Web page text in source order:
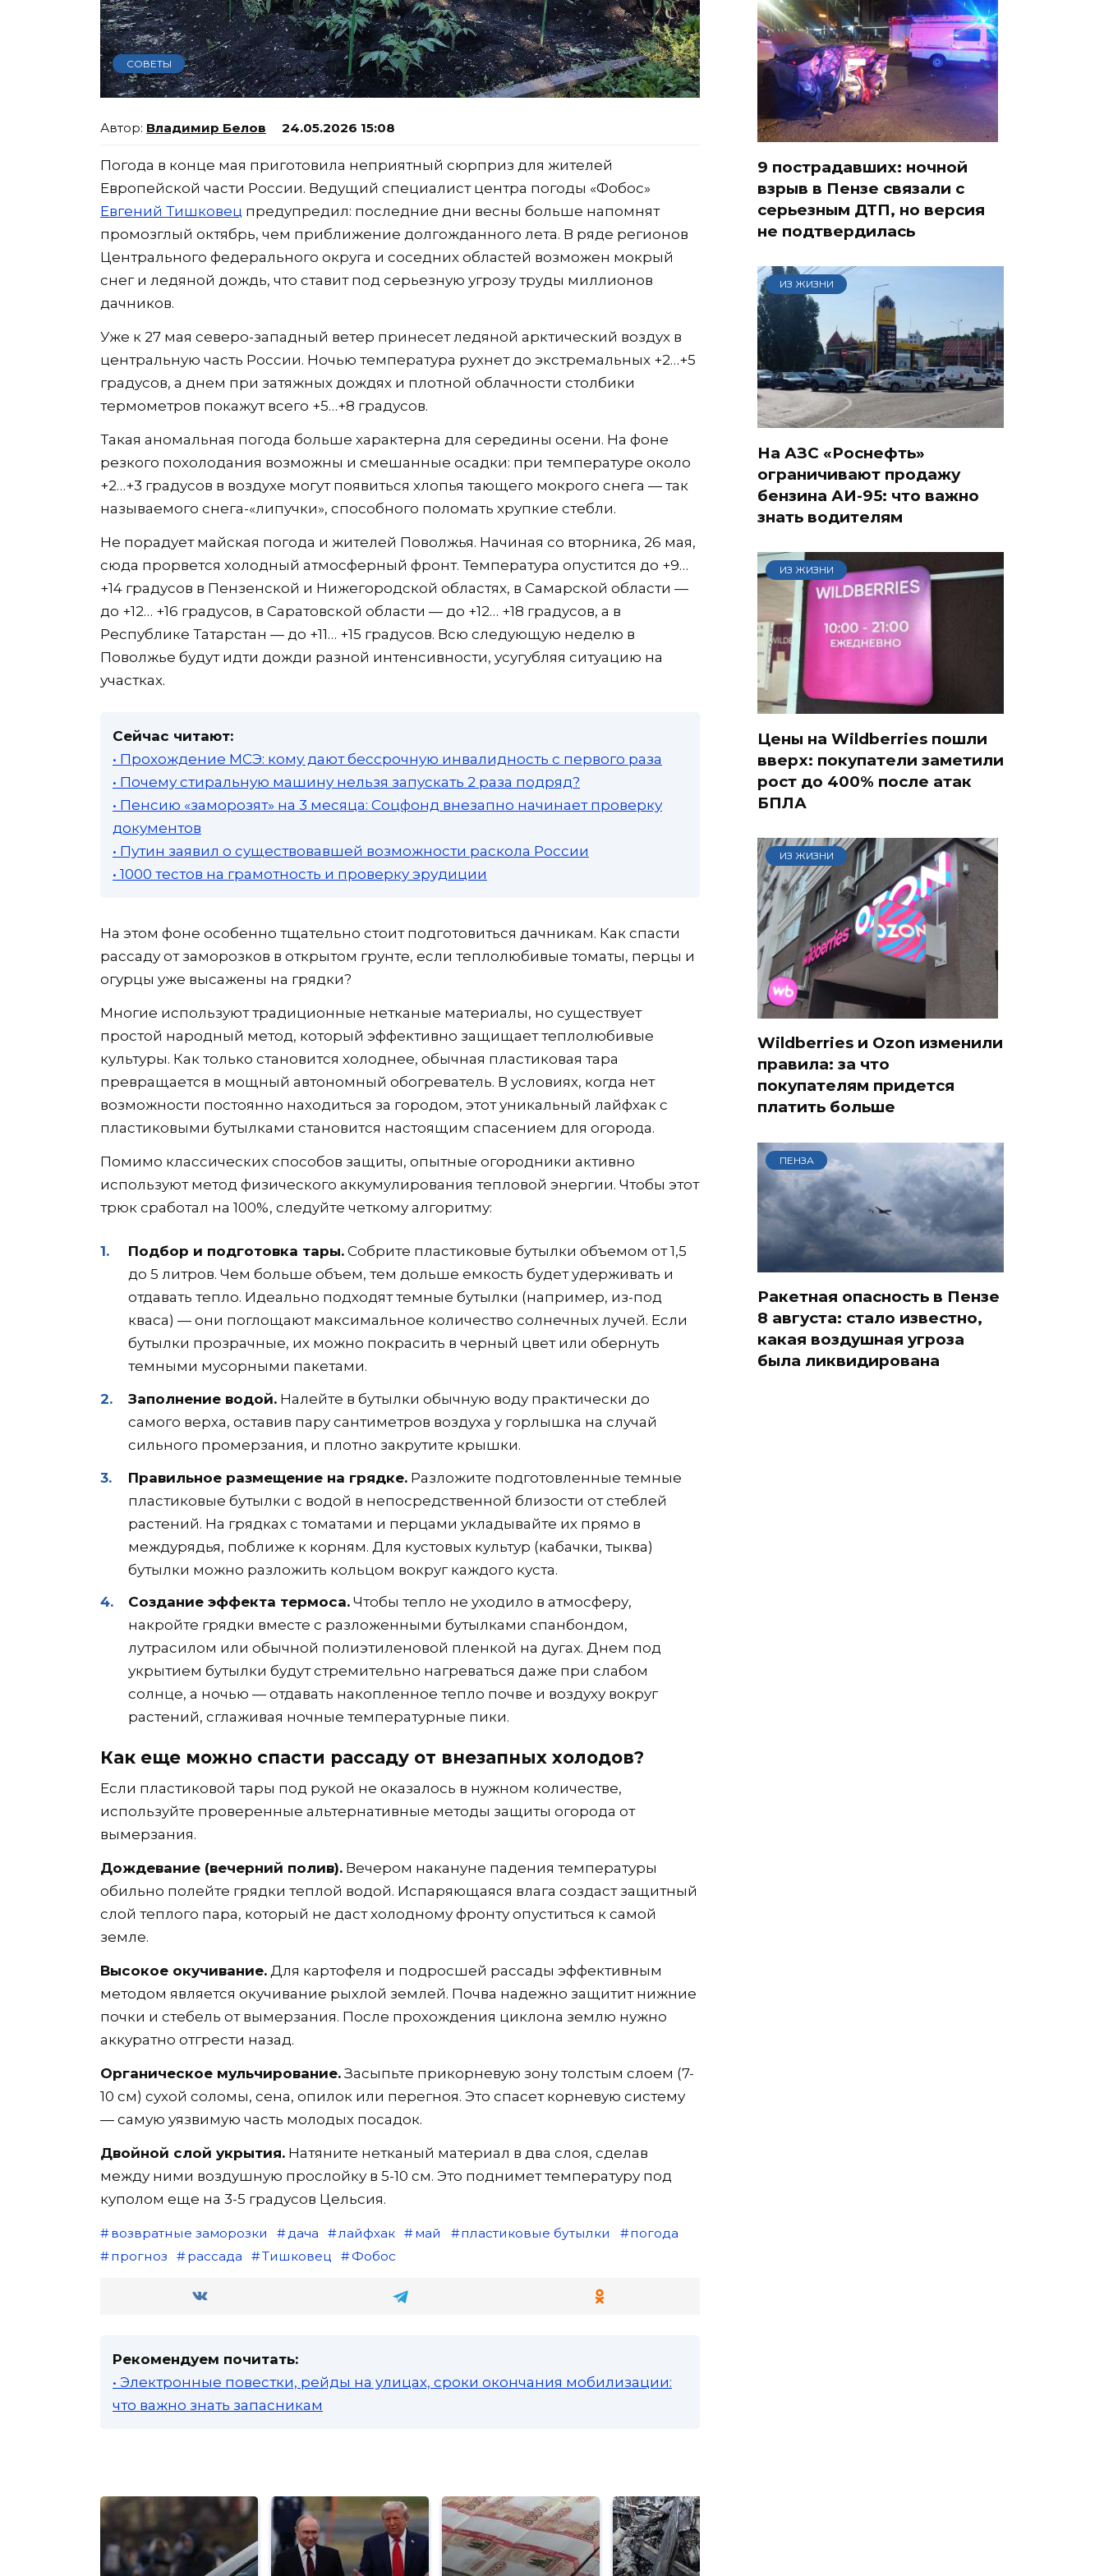
СОВЕТЫ
Владимир Белов 24.05.2026 15:08
Погода в конце мая приготовила неприятный сюрприз для жителей
Европейской части России. Ведущий специалист центра погоды «Фобос»
Евгений Тишковец предупредил: последние дни весны больше напомнят
промозглый октябрь, чем приближение долгожданного лета. В ряде регионов
Центрального федерального округа и соседних областей возможен мокрый
снег и ледяной дождь, что ставит под серьезную угрозу труды миллионов
дачников.
Уже к 27 мая северо-западный ветер принесет ледяной арктический воздух в
центральную часть России. Ночью температура рухнет до экстремальных +2…+5
градусов, а днем при затяжных дождях и плотной облачности столбики
термометров покажут всего +5…+8 градусов.
Такая аномальная погода больше характерна для середины осени. На фоне
резкого похолодания возможны и смешанные осадки: при температуре около
+2…+3 градусов в воздухе могут появиться хлопья тающего мокрого снега — так
называемого снега-«липучки», способного поломать хрупкие стебли.
Не порадует майская погода и жителей Поволжья. Начиная со вторника, 26 мая,
сюда прорвется холодный атмосферный фронт. Температура опустится до +9…
+14 градусов в Пензенской и Нижегородской областях, в Самарской области —
до +12… +16 градусов, в Саратовской области — до +12… +18 градусов, а в
Республике Татарстан — до +11… +15 градусов. Всю следующую неделю в
Поволжье будут идти дожди разной интенсивности, усугубляя ситуацию на
участках.
Сейчас читают:
• Прохождение МСЭ: кому дают бессрочную инвалидность с первого раза
• Почему стиральную машину нельзя запускать 2 раза подряд?
• Пенсию «заморозят» на 3 месяца: Соцфонд внезапно начинает проверку
документов
• Путин заявил о существовавшей возможности раскола России
• 1000 тестов на грамотность и проверку эрудиции
На этом фоне особенно тщательно стоит подготовиться дачникам. Как спасти
рассаду от заморозков в открытом грунте, если теплолюбивые томаты, перцы и
огурцы уже высажены на грядки?
Многие используют традиционные нетканые материалы, но существует
простой народный метод, который эффективно защищает теплолюбивые
культуры. Как только становится холоднее, обычная пластиковая тара
превращается в мощный автономный обогреватель. В условиях, когда нет
возможности постоянно находиться за городом, этот уникальный лайфхак с
пластиковыми бутылками становится настоящим спасением для огорода.
Помимо классических способов защиты, опытные огородники активно
используют метод физического аккумулирования тепловой энергии. Чтобы этот
трюк сработал на 100%, следуйте четкому алгоритму:
Подбор и подготовка тары. Собрите пластиковые бутылки объемом от 1,5
до 5 литров. Чем больше объем, тем дольше емкость будет удерживать и
отдавать тепло. Идеально подходят темные бутылки (например, из-под
кваса) — они поглощают максимальное количество солнечных лучей. Если
бутылки прозрачные, их можно покрасить в черный цвет или обернуть
темными мусорными пакетами.
Заполнение водой. Налейте в бутылки обычную воду практически до
самого верха, оставив пару сантиметров воздуха у горлышка на случай
сильного промерзания, и плотно закрутите крышки.
Правильное размещение на грядке. Разложите подготовленные темные
пластиковые бутылки с водой в непосредственной близости от стеблей
растений. На грядках с томатами и перцами укладывайте их прямо в
междурядья, поближе к корням. Для кустовых культур (кабачки, тыква)
бутылки можно разложить кольцом вокруг каждого куста.
Создание эффекта термоса. Чтобы тепло не уходило в атмосферу,
накройте грядки вместе с разложенными бутылками спанбондом,
лутрасилом или обычной полиэтиленовой пленкой на дугах. Днем под
укрытием бутылки будут стремительно нагреваться даже при слабом
солнце, а ночью — отдавать накопленное тепло почве и воздуху вокруг
растений, сглаживая ночные температурные пики.
Как еще можно спасти рассаду от внезапных холодов?
Если пластиковой тары под рукой не оказалось в нужном количестве,
используйте проверенные альтернативные методы защиты огорода от
вымерзания.
Дождевание (вечерний полив). Вечером накануне падения температуры
обильно полейте грядки теплой водой. Испаряющаяся влага создаст защитный
слой теплого пара, который не даст холодному фронту опуститься к самой
земле.
Высокое окучивание. Для картофеля и подросшей рассады эффективным
методом является окучивание рыхлой землей. Почва надежно защитит нижние
почки и стебель от вымерзания. После прохождения циклона землю нужно
аккуратно отгрести назад.
Органическое мульчирование. Засыпьте прикорневую зону толстым слоем (7-
10 см) сухой соломы, сена, опилок или перегноя. Это спасет корневую систему
— самую уязвимую часть молодых посадок.
Двойной слой укрытия. Натяните нетканый материал в два слоя, сделав
между ними воздушную прослойку в 5-10 см. Это поднимет температуру под
куполом еще на 3-5 градусов Цельсия.
возвратные заморозки дача лайфхак май пластиковые бутылки
погода
прогноз
рассада Тишковец Фобос
Рекомендуем почитать:
• Электронные повестки, рейды на улицах, сроки окончания мобилизации:
что важно знать запасникам
9 пострадавших: ночной
взрыв в Пензе связали с
серьезным ДТП, но версия
не подтвердилась
ИЗ ЖИЗНИ
На АЗС «Роснефть»
ограничивают продажу
бензина АИ-95: что важно
знать водителям
ИЗ ЖИЗНИ
Цены на Wildberries пошли
вверх: покупатели заметили
рост до 400% после атак
БПЛА
ИЗ ЖИЗНИ
Wildberries и Ozon изменили
правила: за что
покупателям придется
платить больше
ПЕНЗА
Ракетная опасность в Пензе
8 августа: стало известно,
какая воздушная угроза
была ликвидирована